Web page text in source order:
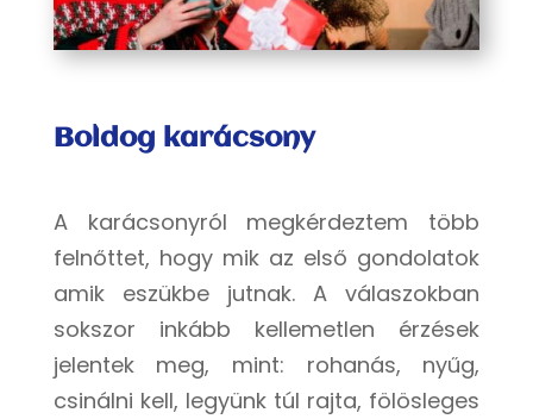
Boldog karácsony
A karácsonyról megkérdeztem több
felnőttet, hogy mik az első gondolatok
amik eszükbe jutnak. A válaszokban
sokszor inkább kellemetlen érzések
jelentek meg, mint: rohanás, nyűg,
csinálni kell, legyünk túl rajta, fölösleges